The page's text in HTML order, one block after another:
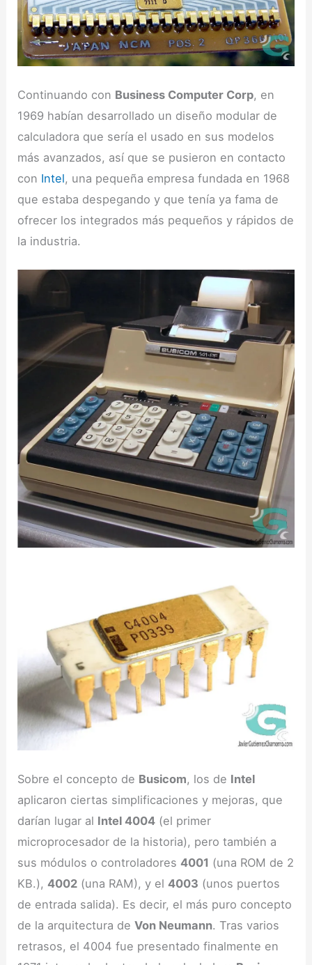
Continuando con Business Computer Corp, en
1969 habían desarrollado un diseño modular de
calculadora que sería el usado en sus modelos
más avanzados, así que se pusieron en contacto
con Intel, una pequeña empresa fundada en 1968
que estaba despegando y que tenía ya fama de
ofrecer los integrados más pequeños y rápidos de
la industria.
Sobre el concepto de Busicom, los de Intel
aplicaron ciertas simplificaciones y mejoras, que
darían lugar al Intel 4004 (el primer
microprocesador de la historia), pero también a
sus módulos o controladores4001 (una ROM de 2
KB.),4002 (una RAM), y el4003 (unos puertos
de entrada salida). Es decir, el más puro concepto
de la arquitectura deVon Neumann. Tras varios
retrasos, el 4004 fue presentado finalmente en